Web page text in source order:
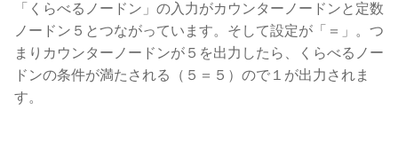
「くらべるノードン」の入力がカウンターノードンと定数
ノードン５とつながっています。そして設定が「＝」。つ
まりカウンターノードンが５を出力したら、くらべるノー
ドンの条件が満たされる（５＝５）ので１が出力されま
す。